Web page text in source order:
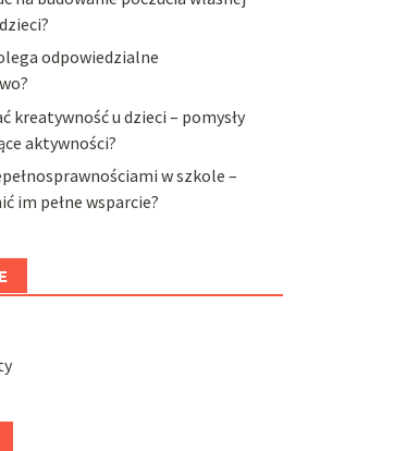
odpowiedzialne
kreatywność u dzieci – pomysły
aktywności?
w szkole –
im pełne wsparcie?